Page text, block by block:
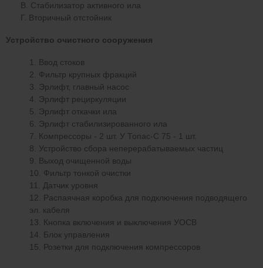
В. Стабилизатор активного ила
Г. Вторичный отстойник
Устройство очистного сооружения
Ввод стоков
Фильтр крупных фракций
Эрлифт, главный насос
Эрлифт рециркуляции
Эрлифт откачки ила
Эрлифт стабилизированного ила
Компрессоры - 2 шт. У Топас-С 75 - 1 шт.
Устройство сбора неперерабатываемых частиц
Выход очищенной воды
Фильтр тонкой очистки
Датчик уровня
Распаячная коробка для подключения подводящего
эл. кабеля
Кнопка включения и выключения УОСВ
Блок управления
Розетки для подключения компрессоров